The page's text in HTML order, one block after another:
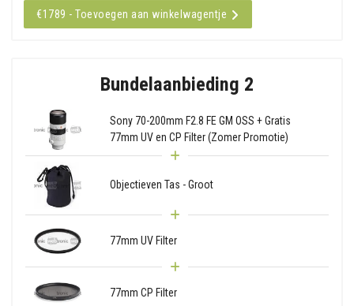
€1789 - Toevoegen aan winkelwagentje
Bundelaanbieding 2
Sony 70-200mm F2.8 FE GM OSS + Gratis
77mm UV en CP Filter (Zomer Promotie)
Objectieven Tas - Groot
77mm UV Filter
77mm CP Filter